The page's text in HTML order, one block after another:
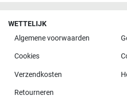
WETTELIJK
Algemene voorwaarden
Cookies
Verzendkosten
Retourneren